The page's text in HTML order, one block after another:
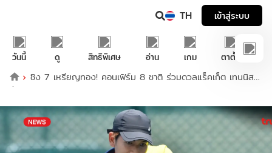
TH เข้าสู่ระบบ
วันนี้ ดู สิทธิพิเศษ อ่าน เกม ตาตั้ง
ชิง 7 เหรียญทอง! คอนเฟิร์ม 8 ชาติ ร่วมดวลแร็คเก็ต เทนนิส
ซีเกมส์ 2025